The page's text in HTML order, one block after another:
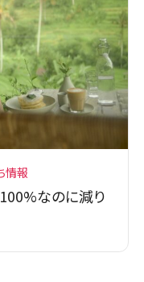
情報
なのに減り